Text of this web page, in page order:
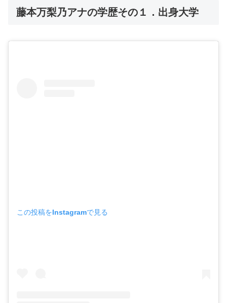
藤本万梨乃アナの学歴その１．出身大学
この投稿をInstagramで見る